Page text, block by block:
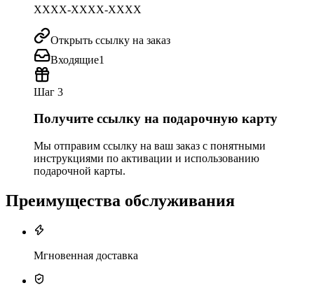
XXXX-XXXX-XXXX
Открыть ссылку на заказ
Входящие1
Шаг 3
Получите ссылку на подарочную карту
Мы отправим ссылку на ваш заказ с понятными
инструкциями по активации и использованию
подарочной карты.
Преимущества обслуживания
Мгновенная доставка